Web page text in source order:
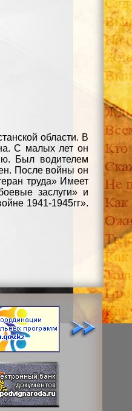
области. В
С малых лет он
Был водителем
После войны он
труда» Имеет
заслуги» и
1941-1945гг».